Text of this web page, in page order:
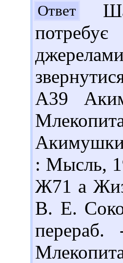
Ответ
А39
: Мысль,
Ж71 а
В. Е.